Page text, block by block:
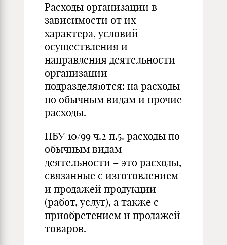
Расходы организации в
зависимости от их
характера, условий
осуществления и
направления деятельности
организации
подразделяются: на расходы
по обычным видам и прочие
расходы.
ПБУ 10/99 ч.2 п.5. расходы по
обычным видам
деятельности – это расходы,
связанные с изготовлением
и продажей продукции
(работ, услуг), а также с
приобретением и продажей
товаров.